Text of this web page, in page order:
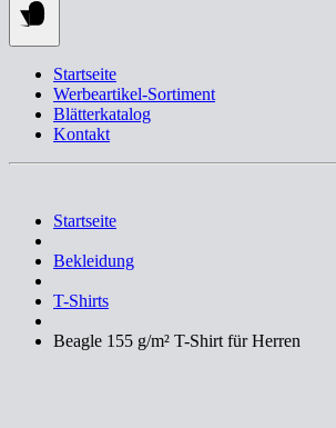
Startseite
Werbeartikel-Sortiment
Blätterkatalog
Kontakt
Startseite
Bekleidung
T-Shirts
Beagle 155 g/m² T-Shirt für Herren